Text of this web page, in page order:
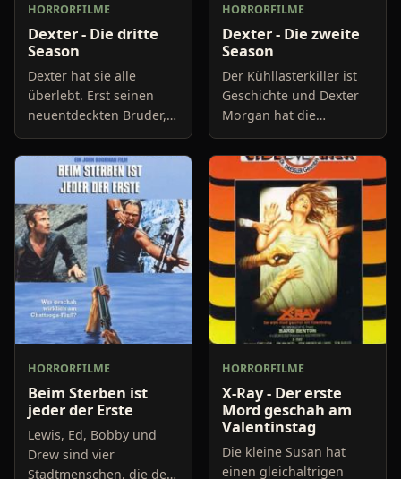
HORRORFILME
Dexter - Die dritte
Season
Dexter hat sie alle
überlebt. Erst seinen
neuentdeckten Bruder,
dann seinen
misstrauischen
Kollegen. Nun, in der
dritten Staffel, bekommt
Dexter ganz andere P
HORRORFILME
Dexter - Die zweite
Season
Der Kühllasterkiller ist
Geschichte und Dexter
Morgan hat die
vergangenen Erlebnisse
gut verdaut. Doch
erneut bringt ein
Serienmörder das Police
Department v
HORRORFILME
Beim Sterben ist
jeder der Erste
Lewis, Ed, Bobby und
Drew sind vier
Stadtmenschen, die der
HORRORFILME
X-Ray - Der erste
Mord geschah am
Valentinstag
Die kleine Susan hat
einen gleichaltrigen